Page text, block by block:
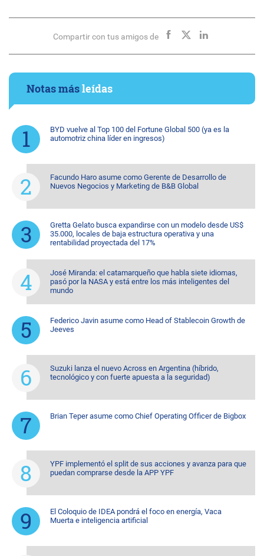
Compartir con tus amigos de
Notas másleídas
BYD vuelve al Top 100 del Fortune Global 500 (ya es la
automotriz china líder en ingresos)
Facundo Haro asume como Gerente de Desarrollo de
Nuevos Negocios y Marketing de B&B Global
Gretta Gelato busca expandirse con un modelo desde US$
35.000, locales de baja estructura operativa y una
rentabilidad proyectada del 17%
José Miranda: el catamarqueño que habla siete idiomas,
pasó por la NASA y está entre los más inteligentes del
mundo
Federico Javin asume como Head of Stablecoin Growth de
Jeeves
Suzuki lanza el nuevo Across en Argentina (híbrido,
tecnológico y con fuerte apuesta a la seguridad)
Brian Teper asume como Chief Operating Officer de Bigbox
YPF implementó el split de sus acciones y avanza para que
puedan comprarse desde la APP YPF
El Coloquio de IDEA pondrá el foco en energía, Vaca
Muerta e inteligencia artificial